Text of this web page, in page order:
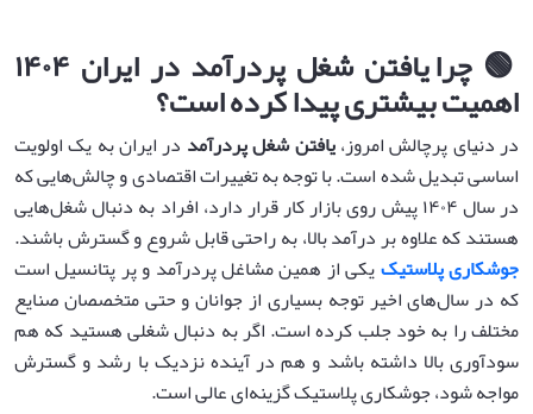
🟢 چرا یافتن شغل پردرآمد در ایران ۱۴۰۴
اهمیت بیشتری پیدا کرده است؟
در دنیای پرچالش امروز،یافتن شغل پردرآمد در ایران به یک اولویت
اساسی تبدیل شده است. با توجه به تغییرات اقتصادی و چالش‌هایی که
در سال ۱۴۰۴ پیش روی بازار کار قرار دارد، افراد به دنبال شغل‌هایی
هستند که علاوه بر درآمد بالا، به راحتی قابل شروع و گسترش باشند.
جوشکاری پلاستیکیکی از همین مشاغل پردرآمد و پر پتانسیل است
که در سال‌های اخیر توجه بسیاری از جوانان و حتی متخصصان صنایع
مختلف را به خود جلب کرده است. اگر به دنبال شغلی هستید که هم
سودآوری بالا داشته باشد و هم در آینده نزدیک با رشد و گسترش
مواجه شود، جوشکاری پلاستیک گزینه‌ای عالی است.